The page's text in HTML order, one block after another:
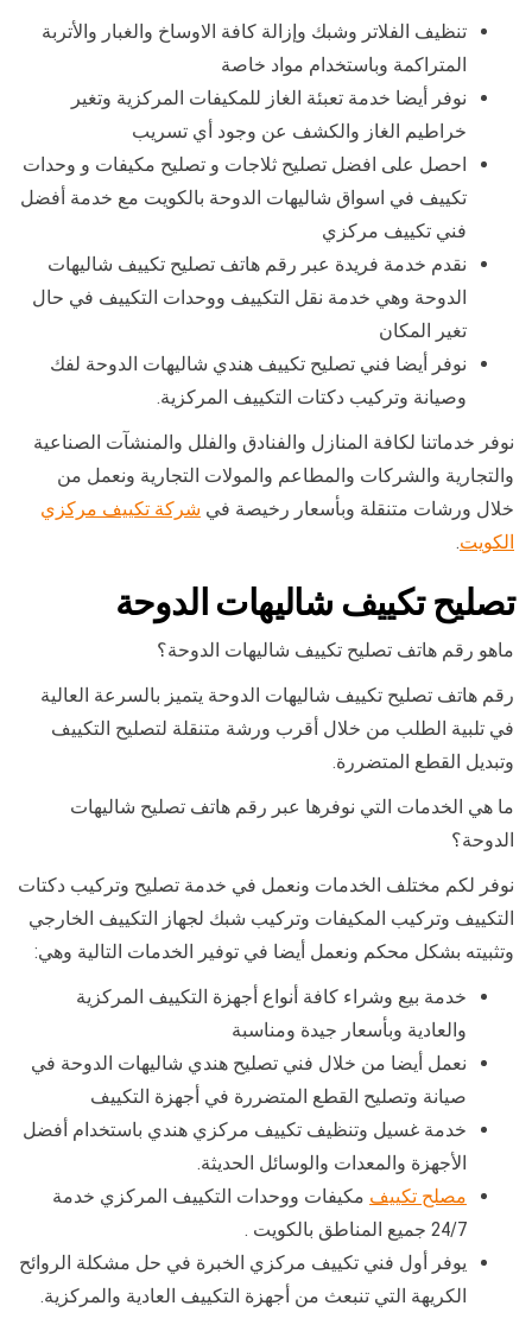
تنظيف الفلاتر وشبك وإزالة كافة الاوساخ والغبار والأتربة
المتراكمة وباستخدام مواد خاصة
نوفر أيضا خدمة تعبئة الغاز للمكيفات المركزية وتغير
خراطيم الغاز والكشف عن وجود أي تسريب
احصل على افضل تصليح ثلاجات و تصليح مكيفات و وحدات
تكييف في اسواق شاليهات الدوحة بالكويت مع خدمة أفضل
فني تكييف مركزي
نقدم خدمة فريدة عبر رقم هاتف تصليح تكييف شاليهات
الدوحة وهي خدمة نقل التكييف ووحدات التكييف في حال
تغير المكان
نوفر أيضا فني تصليح تكييف هندي شاليهات الدوحة لفك
وصيانة وتركيب دكتات التكييف المركزية.
نوفر خدماتنا لكافة المنازل والفنادق والفلل والمنشآت الصناعية
والتجارية والشركات والمطاعم والمولات التجارية ونعمل من
خلال ورشات متنقلة وبأسعار رخيصة في شركة تكييف مركزي
الكويت.
تصليح تكييف شاليهات الدوحة
ماهو رقم هاتف تصليح تكييف شاليهات الدوحة؟
رقم هاتف تصليح تكييف شاليهات الدوحة يتميز بالسرعة العالية
في تلبية الطلب من خلال أقرب ورشة متنقلة لتصليح التكييف
وتبديل القطع المتضررة.
ما هي الخدمات التي نوفرها عبر رقم هاتف تصليح شاليهات
الدوحة؟
نوفر لكم مختلف الخدمات ونعمل في خدمة تصليح وتركيب دكتات
التكييف وتركيب المكيفات وتركيب شبك لجهاز التكييف الخارجي
وتثبيته بشكل محكم ونعمل أيضا في توفير الخدمات التالية وهي:
خدمة بيع وشراء كافة أنواع أجهزة التكييف المركزية
والعادية وبأسعار جيدة ومناسبة
نعمل أيضا من خلال فني تصليح هندي شاليهات الدوحة في
صيانة وتصليح القطع المتضررة في أجهزة التكييف
خدمة غسيل وتنظيف تكييف مركزي هندي باستخدام أفضل
الأجهزة والمعدات والوسائل الحديثة.
مصلح تكييف مكيفات ووحدات التكييف المركزي خدمة
24/7 جميع المناطق بالكويت .
يوفر أول فني تكييف مركزي الخبرة في حل مشكلة الروائح
الكريهة التي تنبعث من أجهزة التكييف العادية والمركزية.